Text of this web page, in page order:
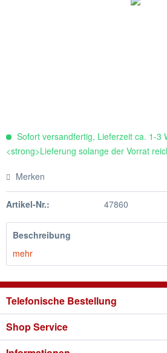
Sofort versandfertig, Lieferzeit ca. 1-3
<strong>Lieferung solange der Vorrat
Merken
Artikel-Nr.: 47860
Beschreibung
mehr
Telefonische Bestellung
Shop Service